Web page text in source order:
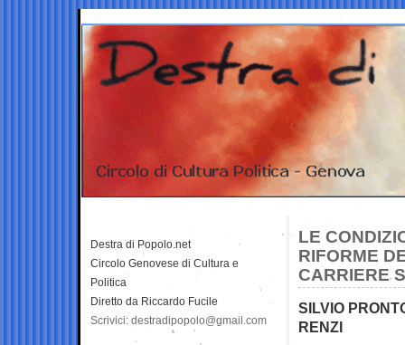
LE
RIFORME
CARRIERE
SILVIO
RENZI
Destra di Popolo.net
Circolo Genovese di Cultura e
Politica
Diretto da Riccardo Fucile
Scrivici: destradipopolo@gmail.com